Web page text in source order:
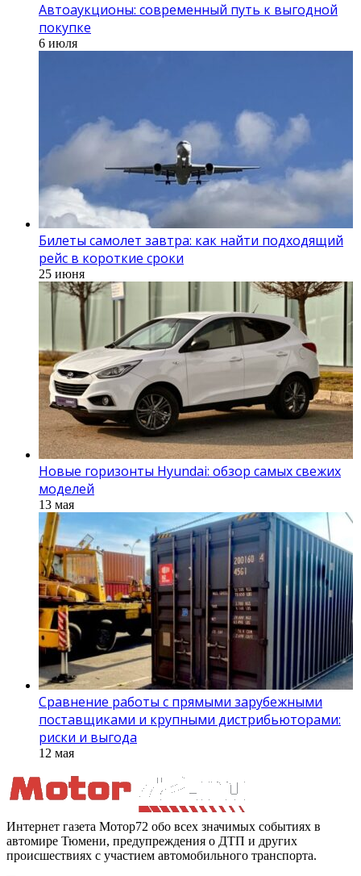
Автоаукционы: современный путь к выгодной
покупке
6 июля
Билеты самолет завтра: как найти подходящий
рейс в короткие сроки
25 июня
Новые горизонты Hyundai: обзор самых свежих
моделей
13 мая
Сравнение работы с прямыми зарубежными
поставщиками и крупными дистрибьюторами:
риски и выгода
12 мая
Интернет газета Мотор72 обо всех значимых событиях в
автомире Тюмени, предупреждения о ДТП и других
происшествиях с участием автомобильного транспорта.